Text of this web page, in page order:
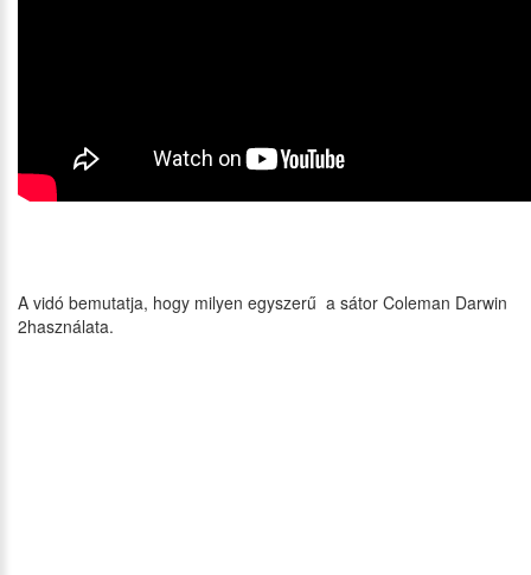
A vidó bemutatja, hogy milyen egyszerű a sátor Coleman Darwin
2használata.